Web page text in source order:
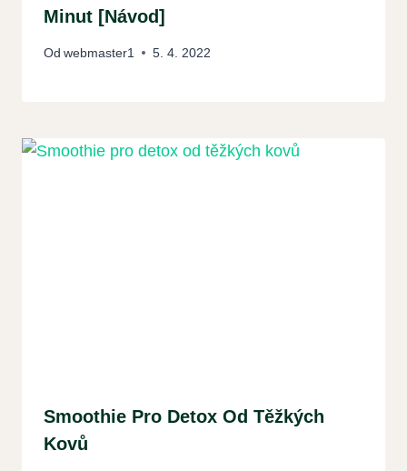
Minut [Návod]
Od webmaster1 5. 4. 2022
Smoothie Pro Detox Od Těžkých
Kovů